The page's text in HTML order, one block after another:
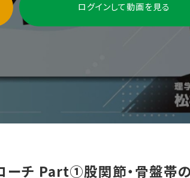
ログインして動画を見る
股関節・骨盤帯に対するマニュアルアプローチ Part①股関節